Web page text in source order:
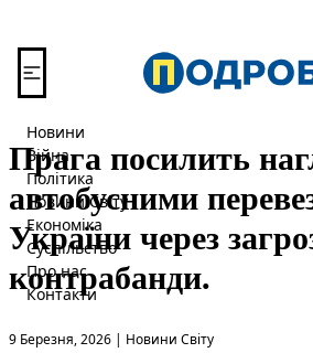
Новини
Війна
Політика
Новини Світу
Економіка
Суспільство
Про нас
Контакти
Прага посилить
автобусними
України через
контрабанди.
9 Березня, 2026 |
Опубліковано вНовини Світу